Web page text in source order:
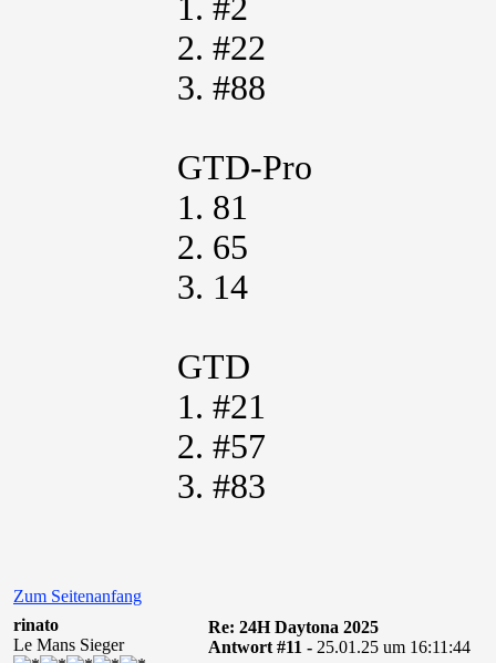
1. #2
2. #22
3. #88
GTD-Pro
1. 81
2. 65
3. 14
GTD
1. #21
2. #57
3. #83
Zum Seitenanfang
rinato
Le Mans Sieger
Re: 24H Daytona 2025
Antwort #11 - 25.01.25 um 16:11:44